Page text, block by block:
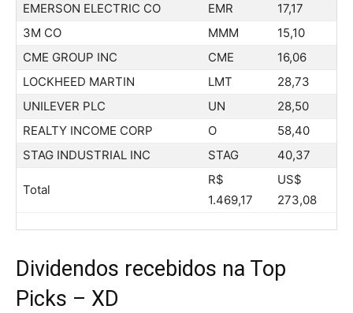
EMERSON ELECTRIC CO
EMR
17,17
3M CO
MMM
15,10
CME GROUP INC
CME
16,06
LOCKHEED MARTIN
LMT
28,73
UNILEVER PLC
UN
28,50
REALTY INCOME CORP
O
58,40
STAG INDUSTRIAL INC
STAG 40,37
Total
R$
1.469,17
US$
273,08
Dividendos recebidos na Top
Picks – XD